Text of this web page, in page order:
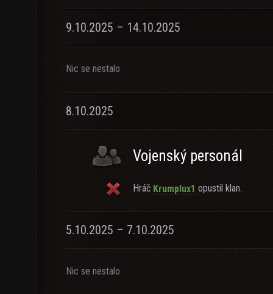
9.10.2025 – 14.10.2025
Nic se nestalo
8.10.2025
Vojenský personál
Hráč Krumplux1 opustil klan.
5.10.2025 – 7.10.2025
Nic se nestalo